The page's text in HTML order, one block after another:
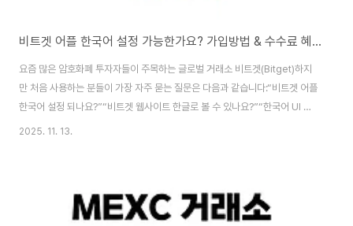
비트겟 어플 한국어 설정 가능한가요? 가입방법 & 수수료 혜택까지 정리!
요즘 많은 암호화폐 투자자들이 주목하는 글로벌 거래소 비트겟(Bitget)하지
만 처음 사용하는 분들이 가장 자주 묻는 질문은 다음과 같습니다:“비트겟 어플
한국어 설정 되나요?”“비트겟 웹사이트 한글로 볼 수 있나요?”“한국어 UI 없
으면 어떻게 사용하나요?” 이 글에서는✅ 비트겟 한국어 지원 여부,✅ 웹/앱 한
어 UI만 제공거래 기능✅ 사용 가능UI만 영어, 기능은 동일하게 제공📌 현재
(2025년 기준) 비트겟은 한국어를 공식 지원하지 않습니다.하지만 웹 환경에
2025. 11. 13.